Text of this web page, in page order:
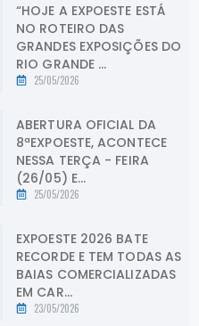
“HOJE A EXPOESTE ESTÁ
NO ROTEIRO DAS
GRANDES EXPOSIÇÕES DO
RIO GRANDE ...
25/05/2026
ABERTURA OFICIAL DA
8ªEXPOESTE, ACONTECE
NESSA TERÇA - FEIRA
(26/05) E...
25/05/2026
EXPOESTE 2026 BATE
RECORDE E TEM TODAS AS
BAIAS COMERCIALIZADAS
EM CAR...
23/05/2026